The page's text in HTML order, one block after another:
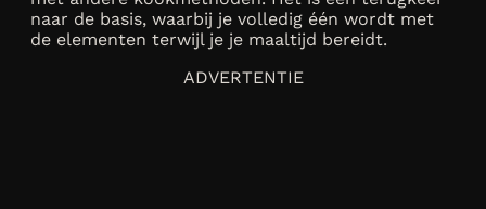
naar de basis, waarbij je volledig één wordt met
de elementen terwijl je je maaltijd bereidt.
ADVERTENTIE